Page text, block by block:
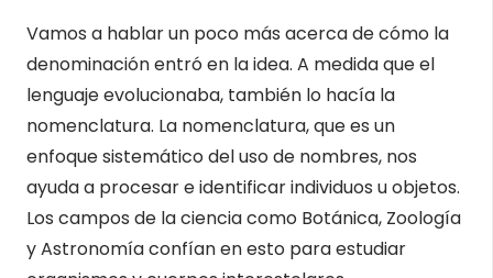
Vamos a hablar un poco más acerca de cómo la
denominación entró en la idea. A medida que el
lenguaje evolucionaba, también lo hacía la
nomenclatura. La nomenclatura, que es un
enfoque sistemático del uso de nombres, nos
ayuda a procesar e identificar individuos u objetos.
Los campos de la ciencia como Botánica, Zoología
y Astronomía confían en esto para estudiar